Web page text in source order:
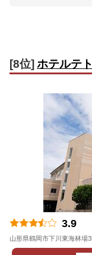
[8位] ホテルテ
3.9
山形県鶴岡市下川東海林場